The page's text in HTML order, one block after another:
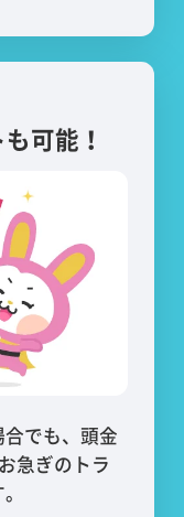
可能！
合でも、頭金
急ぎのトラ